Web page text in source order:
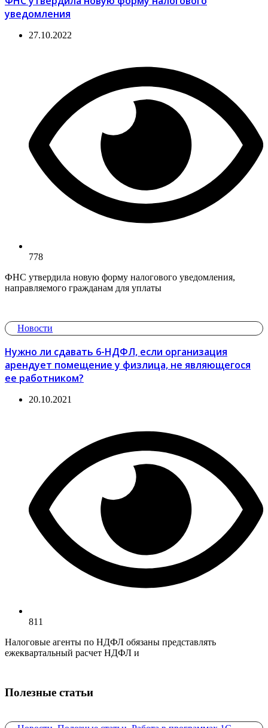
уведомления
27.10.2022
778
ФНС утвердила новую форму налогового уведомления,
направляемого гражданам для уплаты
Новости
Нужно ли сдавать 6-НДФЛ, если организация
арендует помещение у физлица, не являющегося
ее работником?
20.10.2021
811
Налоговые агенты по НДФЛ обязаны представлять
ежеквартальный расчет НДФЛ и
Полезные статьи